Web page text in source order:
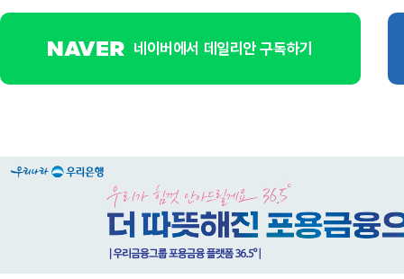
네이버에서 데일리안 구독하기